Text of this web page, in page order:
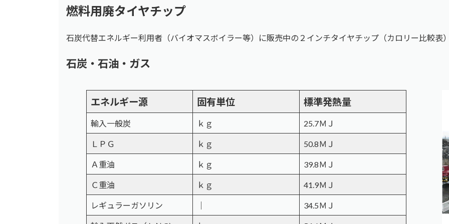
燃料用廃タイヤチップ
石炭代替エネルギー利用者（バイオマスボイラー等）に販売中の２インチタイヤチップ（カロリー比較表
石炭・石油・ガス
エネルギー源 固有単位 標準発熱量
輸入一般炭 ｋｇ 25.7ＭＪ
ＬＰＧ ｋｇ 50.8ＭＪ
Ａ重油 ｋｇ 39.8ＭＪ
Ｃ重油 ｋｇ 41.9ＭＪ
レギュラーガソリン 34.5ＭＪ